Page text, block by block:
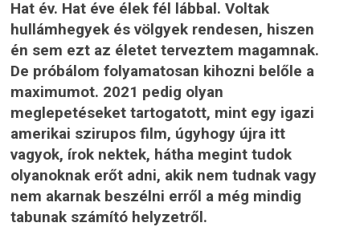
Hat év. Hat éve élek fél lábbal. Voltak
hullámhegyek és völgyek rendesen, hiszen
én sem ezt az életet terveztem magamnak.
De próbálom folyamatosan kihozni belőle a
maximumot. 2021 pedig olyan
meglepetéseket tartogatott, mint egy igazi
amerikai szirupos film, úgyhogy újra itt
vagyok, írok nektek, hátha megint tudok
olyanoknak erőt adni, akik nem tudnak vagy
nem akarnak beszélni erről a még mindig
tabunak számító helyzetről.